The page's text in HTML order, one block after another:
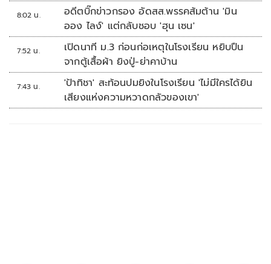
8:02 น.
อดีตบิ๊กข่าวกรอง อัดสส.พรรคส้มต้าน 'มิน
ออง ไลง์' แต่กลับชอบ 'ฮุน เซน'
7:52 น.
เปิดนาที ม.3 ก่อนก่อเหตุในโรงเรียน หยิบปืน
จากตู้เสื้อผ้า ยิงปู่-ย่าคาบ้าน
7:43 น.
'ป้าทิชา' สะท้อนปมยิงในโรงเรียน 'ไม่มีใครได้ยิน
เสียงแห่งความหวาดกลัวของเขา'